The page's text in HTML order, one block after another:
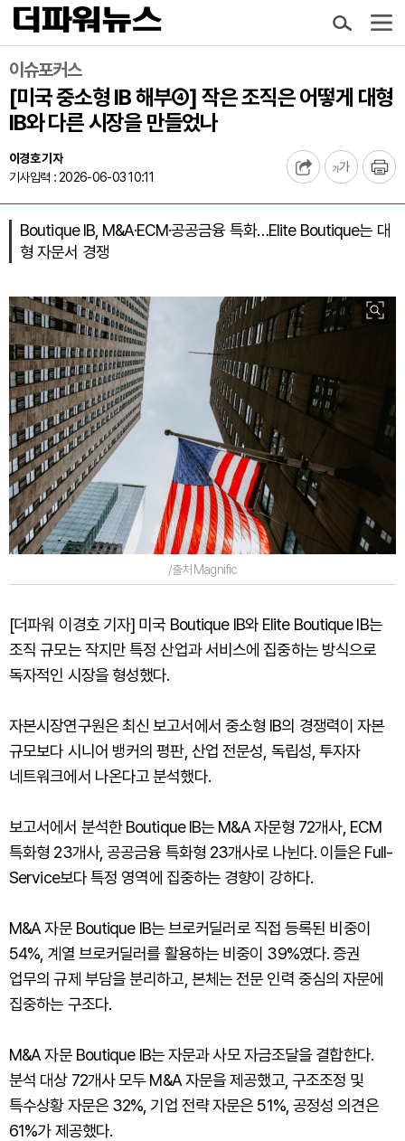
이슈포커스
[미국 중소형 IB 해부④] 작은 조직은 어떻게 대형
IB와 다른 시장을 만들었나
이경호 기자
기사입력 : 2026-06-03 10:11
Boutique IB, M&A·ECM·공공금융 특화…Elite Boutique는 대
형 자문서 경쟁
/출처 Magnific
[더파워 이경호 기자] 미국 Boutique IB와 Elite Boutique IB는
조직 규모는 작지만 특정 산업과 서비스에 집중하는 방식으로
독자적인 시장을 형성했다.
자본시장연구원은 최신 보고서에서 중소형 IB의 경쟁력이 자본
규모보다 시니어 뱅커의 평판, 산업 전문성, 독립성, 투자자
네트워크에서 나온다고 분석했다.
보고서에서 분석한 Boutique IB는 M&A 자문형 72개사, ECM
특화형 23개사, 공공금융 특화형 23개사로 나뉜다. 이들은 Full-
Service보다 특정 영역에 집중하는 경향이 강하다.
M&A 자문 Boutique IB는 브로커딜러로 직접 등록된 비중이
54%, 계열 브로커딜러를 활용하는 비중이 39%였다. 증권
업무의 규제 부담을 분리하고, 본체는 전문 인력 중심의 자문에
집중하는 구조다.
M&A 자문 Boutique IB는 자문과 사모 자금조달을 결합한다.
분석 대상 72개사 모두 M&A 자문을 제공했고, 구조조정 및
특수상황 자문은 32%, 기업 전략 자문은 51%, 공정성 의견은
61%가 제공했다.